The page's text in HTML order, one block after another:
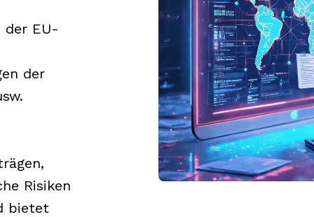
der EU-
der
Risiken
bietet